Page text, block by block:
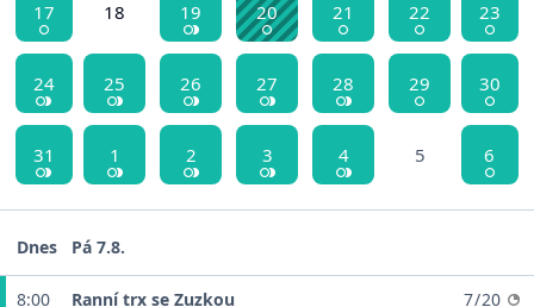
17 18 19 20 21 22 23
24 25 26 27 28 29 30
31 1 2 3 4 5 6
Dnes Pá 7.8.
8:00 7 / 20
Ranní trx se Zuzkou